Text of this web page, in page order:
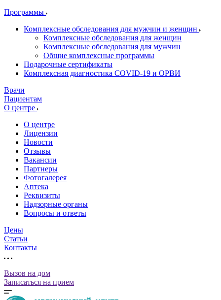
Программы
Комплексные обследования для мужчин и женщин
Комплексные обследования для женщин
Комплексные обследования для мужчин
Общие комплексные программы
Подарочные сертификаты
Комплексная диагностика COVID-19 и ОРВИ
Врачи
Пациентам
О центре
О центре
Лицензии
Новости
Отзывы
Вакансии
Партнеры
Фотогалерея
Аптека
Реквизиты
Надзорные органы
Вопросы и ответы
Цены
Статьи
Контакты
Вызов на дом
Записаться на прием